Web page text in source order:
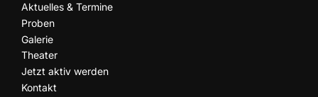
Aktuelles & Termine
Proben
Galerie
Theater
Jetzt aktiv werden
Kontakt